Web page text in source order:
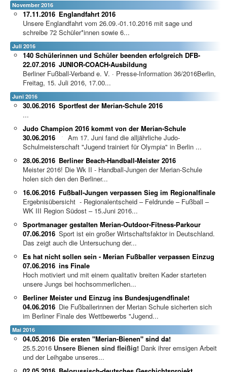
November 2016
Englandfahrt 2016
17.11.2016
Unsere Englandfahrt vom 26.09.-01.10.2016 mit sage und
schreibe 72 Schüler*innen sowie 6...
Juli 2016
140 Schülerinnen und Schüler beenden erfolgreich DFB-
JUNIOR-COACH-Ausbildung
22.07.2016
Berliner Fußball-Verband e. V. · Presse-Information 36/2016Berlin,
Freitag, 15. Juli 2016, 17.00...
Juni 2016
Sportfest der Merian-Schule 2016
30.06.2016
...
Judo Champion 2016 kommt von der Merian-Schule
30.06.2016
Am 17. Juni fand die alljährliche Judo-
Schulmeisterschaft "Jugend trainiert für Olympia" in Berlin ...
Berliner Beach-Handball-Meister 2016
28.06.2016
Meister 2016! Die Wk II - Handball-Jungen der Merian-Schule
holen sich den den Berliner...
Fußball-Jungen verpassen Sieg im Regionalfinale
16.06.2016
Ergebnisübersicht - Regionalentscheid – Feldrunde – Fußball –
WK III Region Südost – 15.Juni 2016...
Sportmanager gestalten Merian-Outdoor-Fitness-Parkour
07.06.2016 Sport ist ein großer Wirtschaftsfaktor in Deutschland.
Das zeigt auch die Untersuchung der...
Es hat nicht sollen sein - Merian Fußballer verpassen Einzug
ins Finale
07.06.2016
Hoch motiviert und mit einem qualitativ breiten Kader starteten
unsere Jungs bei hochsommerlichen...
Berliner Meister und Einzug ins Bundesjugendfinale!
04.06.2016 Die Fußballerinnen der Merian Schule sicherten sich
im Berliner Finale des Wettbewerbs "Jugend...
Mai 2016
Die ersten "Merian-Bienen" sind da!
04.05.2016
25.5.2016 Unsere Bienen sind fleißig! Dank ihrer emsigen Arbeit
und der Leihgabe unseres...